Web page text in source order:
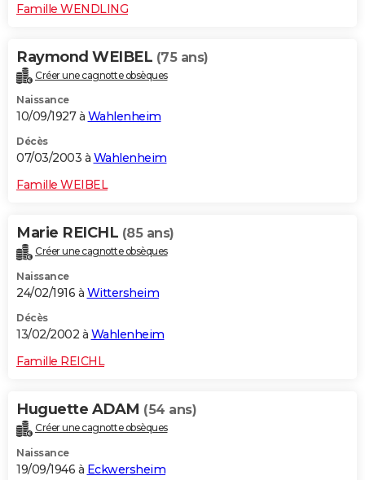
Famille WENDLING
Raymond WEIBEL (75 ans)
Créer une cagnotte obsèques
Naissance
10/09/1927 à Wahlenheim
Décès
07/03/2003 à Wahlenheim
Famille WEIBEL
Marie REICHL (85 ans)
Créer une cagnotte obsèques
Naissance
24/02/1916 à Wittersheim
Décès
13/02/2002 à Wahlenheim
Famille REICHL
Huguette ADAM (54 ans)
Créer une cagnotte obsèques
Naissance
19/09/1946 à Eckwersheim